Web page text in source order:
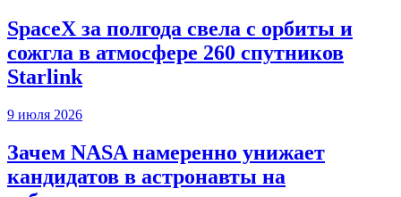
SpaceX за полгода свела с орбиты и
сожгла в атмосфере 260 спутников
Starlink
9 июля 2026
Зачем NASA намеренно унижает
кандидатов в астронавты на